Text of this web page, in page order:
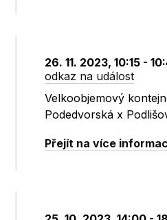
26. 11. 2023, 10:15 -
odkaz na událost
Velkoobjemový
Podedvorská x
Přejít na více